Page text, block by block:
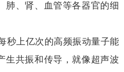
肺、肾、血管等各器官的细
上亿次的高频振动量子能
生共振和传导，就像超声波